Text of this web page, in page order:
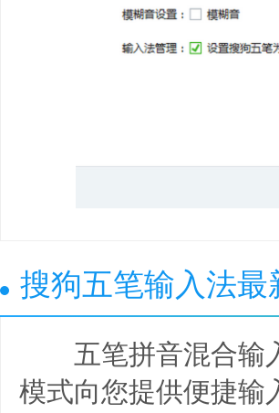
搜狗五笔输入法最
五笔拼音混合输
模式向您提供便捷输